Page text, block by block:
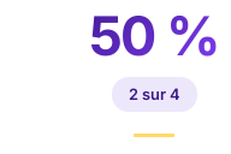
50 %
2 sur 4